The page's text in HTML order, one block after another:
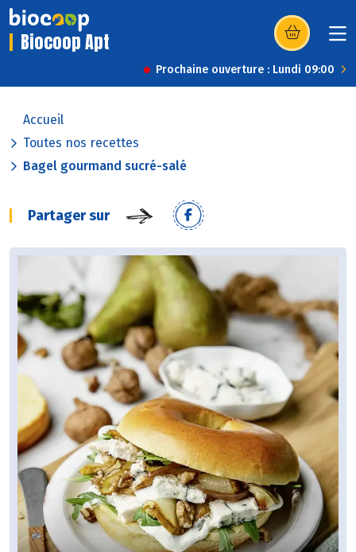
Biocoop Apt (s’ouvre dans
Prochaine ouverture : Lundi 09:00
Accueil
Toutes nos recettes
Bagel gourmand sucré-salé
Partager sur